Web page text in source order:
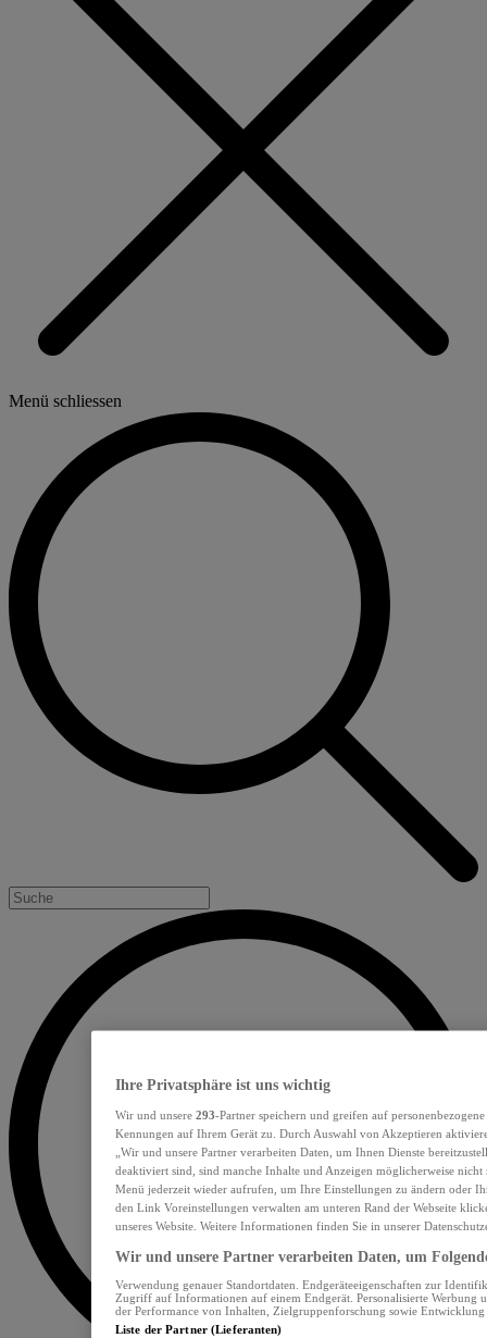
Menü schliessen
Ihre Privatsphäre ist uns wichtig
Wir und unsere 293-Partner speichern und greifen auf
Kennungen auf Ihrem Gerät zu. Durch Auswahl von Akzeptieren
„Wir und unsere Partner verarbeiten Daten, um Ihnen Dienste
deaktiviert sind, sind manche Inhalte und Anzeigen möglicherweise nicht
Menü jederzeit wieder aufrufen, um Ihre Einstellungen zu ändern oder
den Link Voreinstellungen verwalten am unteren Rand der Webseite
unseres Website. Weitere Informationen finden Sie in unserer
Wir und unsere Partner verarbeiten Daten, um
Verwendung genauer Standortdaten. Endgeräteeigenschaften zur
Zugriff auf Informationen auf einem Endgerät. Personalisierte Werbung
der Performance von Inhalten, Zielgruppenforschung sowie
Liste der Partner (Lieferanten)